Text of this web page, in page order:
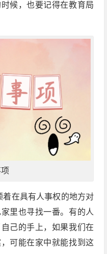
候，也要记得在教育局
在具有人事权的地方对
里也寻找一番。有的人
己的手上，如果我们在
可能在家中就能找到这